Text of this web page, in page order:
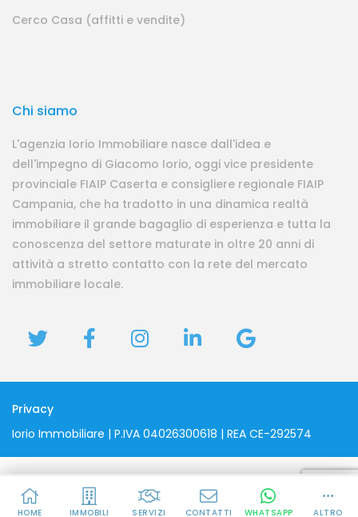
HOME IMMOBILI SERVIZI CONTATTI WHATSAPP ALTRO
Parla con Martina
Segreteria
Cerco Casa (affitti e vendite)
Chi siamo
L'agenzia Iorio Immobiliare nasce dall'idea e
dell'impegno di Giacomo Iorio, oggi vice presidente
provinciale FIAIP Caserta e consigliere regionale FIAIP
Campania, che ha tradotto in una dinamica realtà
immobiliare il grande bagaglio di esperienza e tutta la
conoscenza del settore maturate in oltre 20 anni di
attività a stretto contatto con la rete del mercato
immobiliare locale.
Privacy
Iorio Immobiliare | P.IVA 04026300618 | REA CE-292574